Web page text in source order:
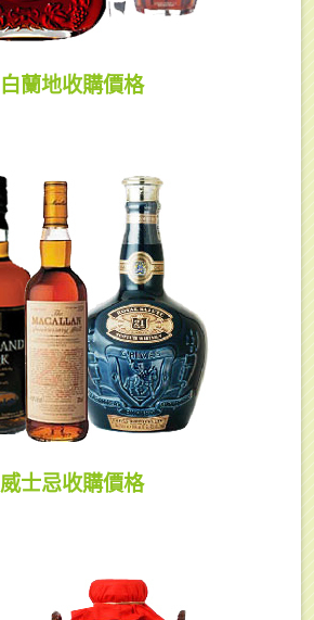
白蘭地收購價格
威士忌收購價格